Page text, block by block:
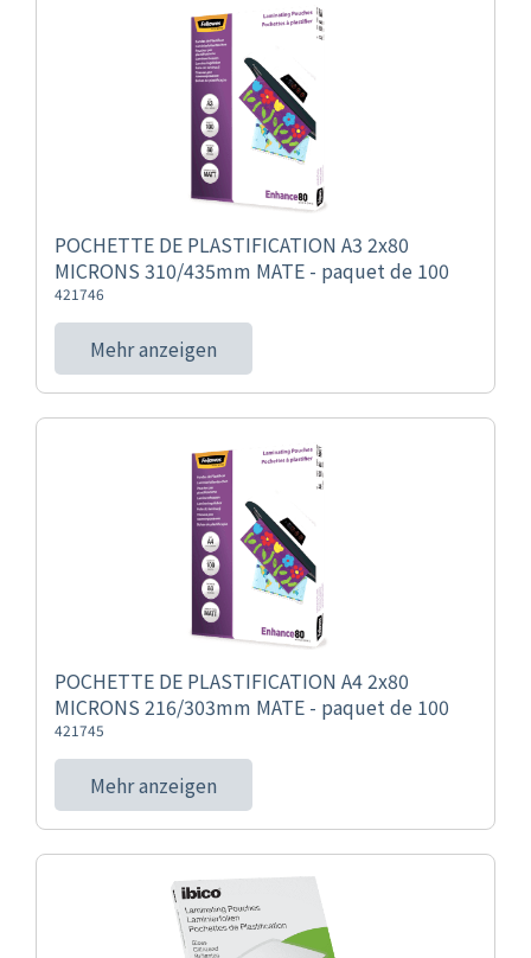
POCHETTE DE PLASTIFICATION A3 2x80
MICRONS 310/435mm MATE - paquet de 100
421746
Mehr anzeigen
POCHETTE DE PLASTIFICATION A4 2x80
MICRONS 216/303mm MATE - paquet de 100
421745
Mehr anzeigen